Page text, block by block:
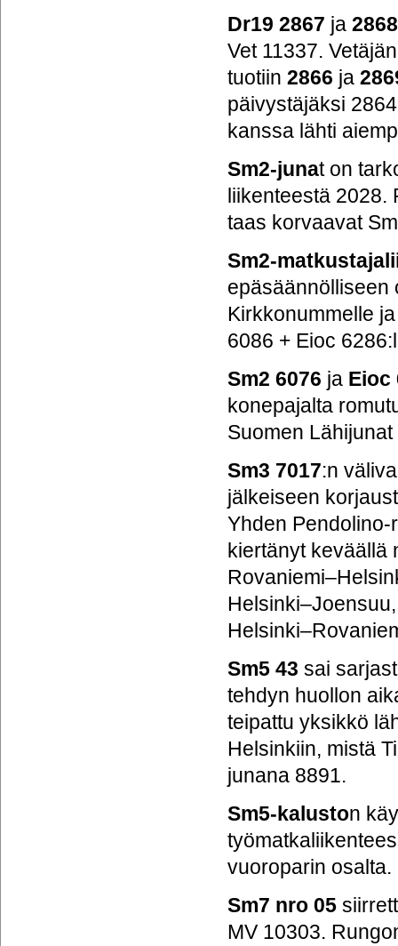
Dr19 2867 ja2868
Vet 11337.
tuotiin2866 ja
päivystäjäksi
kanssa lähti
Sm2-junat on
liikenteestä
taas korvaavat
Sm2-
epäsäännölliseen
Kirkkonummelle
6086 + Eioc
Sm2 6076 ja Eioc
konepajalta
Suomen Lähijunat
Sm3 7017:n
jälkeiseen
Yhden
kiertänyt keväällä
Sm5 43 sai
tehdyn huollon
teipattu yksikkö
Helsinkiin, mistä
junana 8891.
Sm5-kaluston
vuoroparin osalta.
Sm7 nro 05
MV 10303.